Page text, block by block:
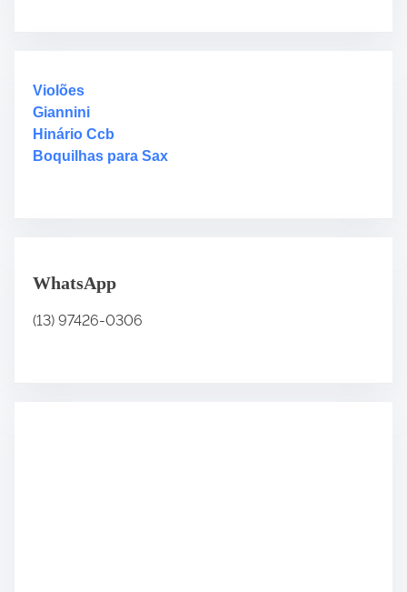
H
e
r
e
Violões
Giannini
Hinário Ccb
Boquilhas para Sax
WhatsApp
(13) 97426-0306